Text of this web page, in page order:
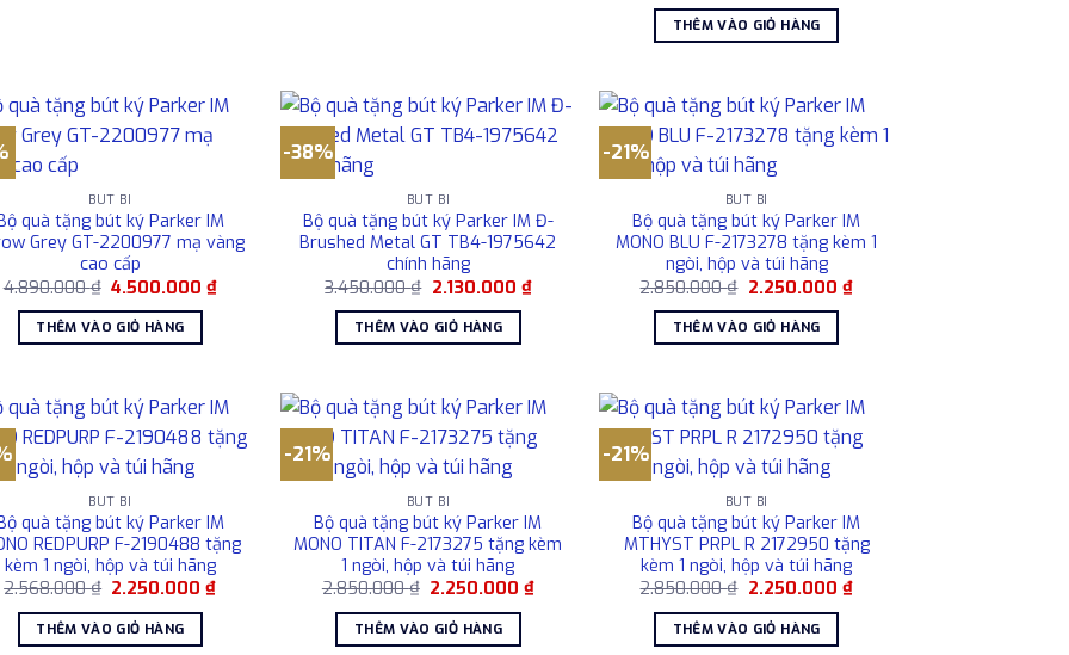
là:
6.800.000 ₫.
THÊM VÀO GIỎ HÀNG
BÚT BI
quà tặng bút ký Parker IM
Grey GT-2200977 mạ vàng
cao cấp
4.890.000₫ Giá
là:
4.890.000 ₫.
4.500.000 ₫Giá
THÊM VÀO GIỎ HÀNG
-38%
BÚT BI
Bộ quà tặng bút ký Parker IM Đ-
Brushed Metal GT TB4-1975642
chính hãng
3.450.000₫ Giá
là:
3.450.000 ₫.
2.130.000 ₫Giá
THÊM VÀO GIỎ HÀNG
-21%
BÚT BI
Bộ quà tặng bút ký Parker IM
MONO BLU F-2173278 tặng kèm 1
ngòi, hộp và túi hãng
2.850.000₫ Giá
là:
2.850.000 ₫.
2.250.000 ₫Giá
THÊM VÀO GIỎ HÀNG
BÚT BI
quà tặng bút ký Parker IM
REDPURP F-2190488 tặng
kèm 1 ngòi, hộp và túi hãng
2.568.000₫ Giá
là:
2.568.000 ₫.
2.250.000₫Giá
THÊM VÀO GIỎ HÀNG
-21%
BÚT BI
Bộ quà tặng bút ký Parker IM
MONO TITAN F-2173275 tặng kèm
1 ngòi, hộp và túi hãng
2.850.000₫ Giá
là:
2.850.000 ₫.
2.250.000₫Giá
THÊM VÀO GIỎ HÀNG
-21%
BÚT BI
Bộ quà tặng bút ký Parker IM
MTHYST PRPL R 2172950 tặng
kèm 1 ngòi, hộp và túi hãng
2.850.000₫ Giá
là:
2.850.000 ₫.
2.250.000 ₫Giá
THÊM VÀO GIỎ HÀNG